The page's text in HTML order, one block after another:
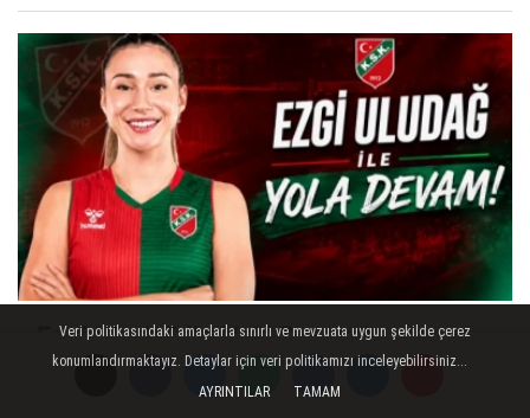
Ezgi Uludağ ile Yola Devam!
Veri politikasındaki amaçlarla sınırlı ve mevzuata uygun şekilde çerez
konumlandırmaktayız. Detaylar için veri politikamızı inceleyebilirsiniz...
AYRINTILAR
TAMAM